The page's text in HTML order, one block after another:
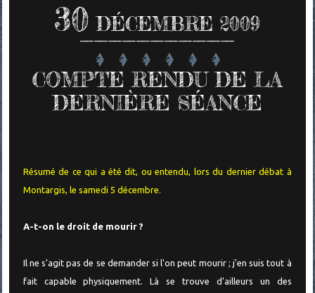
30 DÉCEMBRE 2009
COMPTE RENDU DE LA
DERNIÈRE SÉANCE
Résumé de ce qui a été dit, ou entendu, lors du dernier débat à
Montargis, le samedi 5 décembre.
A-t-on le droit de mourir ?
Il ne s'agit pas de se demander si l'on peut mourir ; j'en suis tout à
fait capable physiquement. Là se trouve d'ailleurs un des